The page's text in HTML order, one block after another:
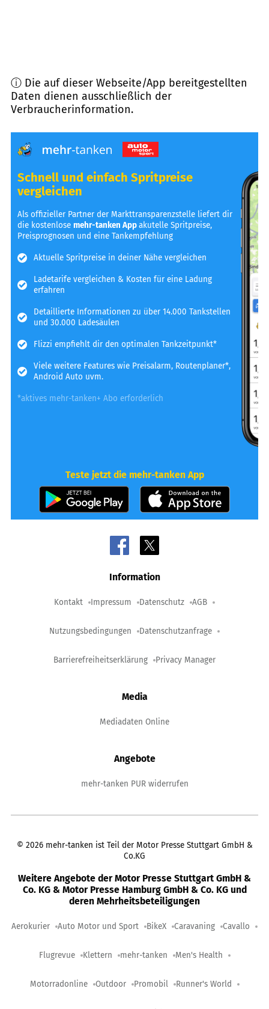
ⓘ Die auf dieser Webseite/App bereitgestellten
Daten dienen ausschließlich der
Verbraucherinformation.
Schnell und einfach Spritpreise
vergleichen
Als offizieller Partner der Markttransparenzstelle liefert dir
die kostenlosemehr-tanken Appakutelle Spritpreise,
Preisprognosen und eine Tankempfehlung
Aktuelle Spritpreise in deiner Nähe vergleichen
Ladetarife vergleichen & Kosten für eine Ladung
erfahren
Detaillierte Informationen zu über 14.000 Tankstellen
und 30.000 Ladesäulen
Flizzi empfiehlt dir den optimalen Tankzeitpunkt*
Viele weitere Features wie Preisalarm, Routenplaner*,
Android Auto uvm.
*aktives mehr-tanken+ Abo erforderlich
Teste jetzt die mehr-tanken App
Information
Kontakt Impressum Datenschutz AGB
Nutzungsbedingungen Datenschutzanfrage
Barrierefreiheitserklärung Privacy Manager
Media
Mediadaten Online
Angebote
mehr-tanken PUR widerrufen
© 2026 mehr-tanken ist Teil der Motor Presse Stuttgart GmbH &
Co.KG
Weitere Angebote der Motor Presse Stuttgart GmbH &
Co. KG & Motor Presse Hamburg GmbH & Co. KG und
deren Mehrheitsbeteiligungen
Aerokurier Auto Motor und Sport BikeX Caravaning Cavallo
Flugrevue Klettern mehr-tanken Men's Health
Motorradonline Outdoor Promobil Runner's World